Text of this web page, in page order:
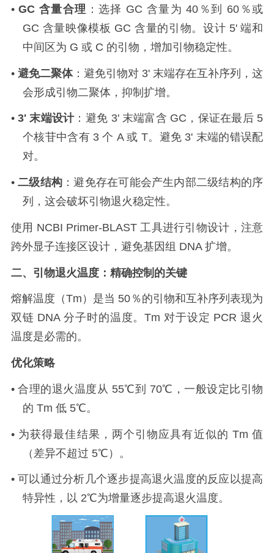
•GC 含量合理 ：选择 GC 含量为40 ％到 60 ％或
GC 含量映像模板 GC 含量的引物。设计 5'端和
中间区为 G或 C 的引物，增加引物稳定性。
• 避免二聚体：避免引物对 3' 末端存在互补序列，这
会形成引物二聚体，抑制扩增。
•3'末端设计：避免 3' 末端富含 GC ，保证在最后 5
个核苷中含有 3个A或 T。避免 3' 末端的错误配
对。
•二级结构 ：避免存在可能会产生内部二级结构的序
列，这会破坏引物退火稳定性。
使用 NCBI Primer-BLAST 工具进行引物设计，注意
跨外显子连接区设计，避免基因组 DNA 扩增。
二、引物退火温度：精确控制的关键
熔解温度（Tm ）是当 50 ％的引物和互补序列表现为
双链 DNA分子时的温度。Tm对于设定 PCR退火
温度是必需的。
优化策略
•合理的退火温度从 55℃到 70℃ ，一般设定比引物
的Tm低 5℃。
• 为获得最佳结果，两个引物应具有近似的 Tm值
（差异不超过 5℃ ）。
•可以通过分析几个逐步提高退火温度的反应以提高
特异性，以 2℃为增量逐步提高退火温度。